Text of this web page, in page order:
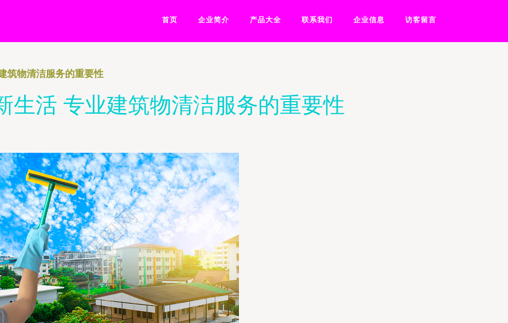
首页 企业简介 产品大全 联系我们 企业信息 访客留言
筑物清洁服务的重要性
生活 专业建筑物清洁服务的重要性